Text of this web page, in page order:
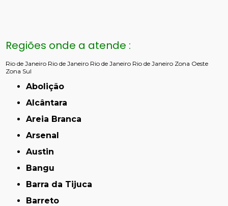
Regiões onde a atende :
Rio de Janeiro Rio de Janeiro Rio de Janeiro Rio de Janeiro Zona Oeste
Zona Sul
Abolição
Alcântara
Areia Branca
Arsenal
Austin
Bangu
Barra da Tijuca
Barreto